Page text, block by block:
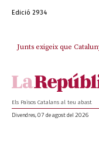
Edició 2934
Junts exigeix que
Els Països Catalans al teu abast
Divendres, 07 de agost del 2026